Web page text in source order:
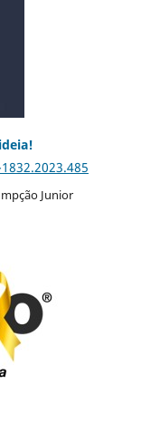
Junior